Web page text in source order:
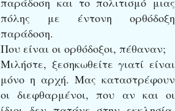
πόλης με έντονη ορθόδοξη
παράδοση.
Που είναι οι ορθόδοξοι, πέθαναν;
Μιλήστε, ξεσηκωθείτε γιατί είναι
μόνο η αρχή. Μας καταστρέφουν
οι διεφθαρμένοι, που αν και οι